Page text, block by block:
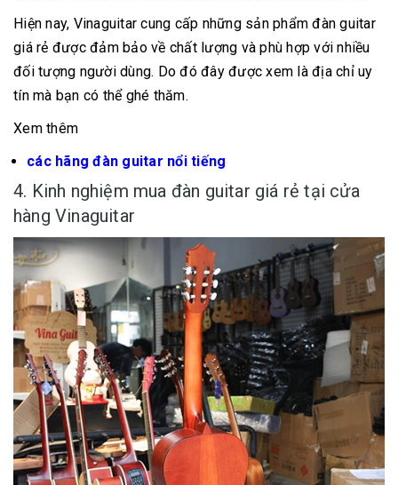
Hiện nay, Vinaguitar cung cấp những sản phẩm đàn guitar
giá rẻ được đảm bảo về chất lượng và phù hợp với nhiều
đối tượng người dùng. Do đó đây được xem là địa chỉ uy
tín mà bạn có thể ghé thăm.
Xem thêm
các hãng đàn guitar nổi tiếng
4. Kinh nghiệm mua đàn guitar giá rẻ tại cửa
hàng Vinaguitar